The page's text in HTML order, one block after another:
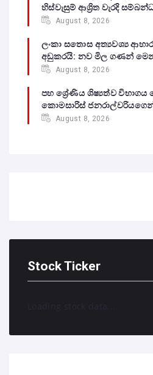
හිස්වැසුම් ආශ්‍රිත වැරදි
August 8, 2026
ලංකා සතොස අත්‍යවශ්‍ය
අඩුකරයි: නව මිල ගණන්
August 8, 2026
පහ ශ්‍රේණිය ශිෂ්‍යත්ව විභාගය
කොමසාරිස්
August 8, 2026
Stock Ticker
Loading stock data...